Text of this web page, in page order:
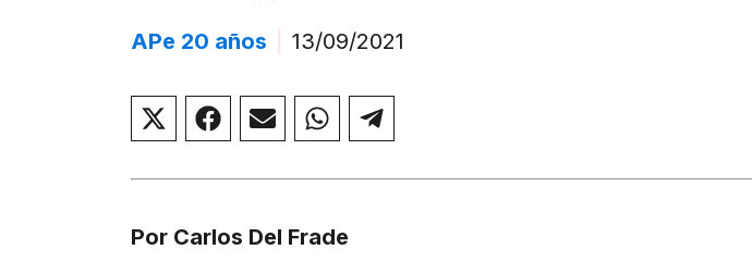
APe 20 años 13/09/2021
Compartir
en
(Twitter)
Compartir
en
Compartir
en
Compartir
en
Compartir
en
Por Carlos Del Frade